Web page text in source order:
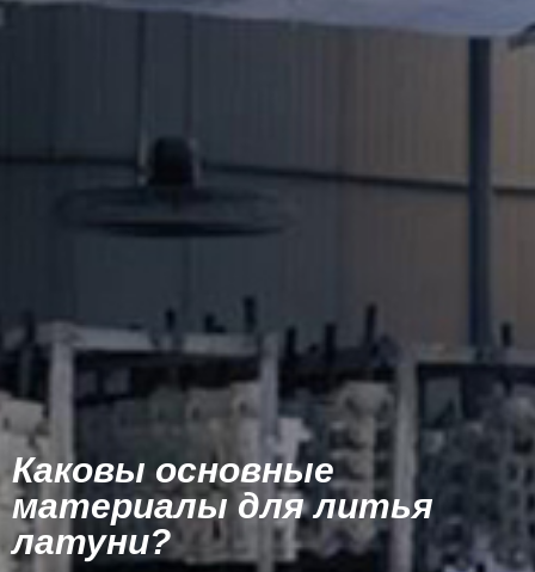
Каковы основные
материалы для литья
латуни?